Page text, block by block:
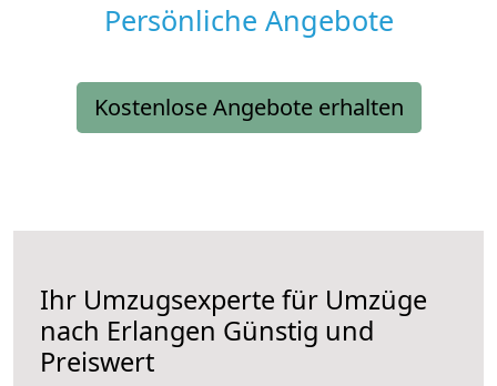
Persönliche Angebote
Kostenlose Angebote erhalten
Ihr Umzugsexperte für Umzüge
nach Erlangen Günstig und
Preiswert